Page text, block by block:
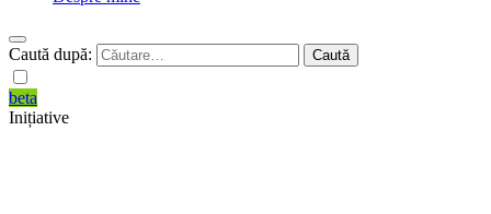
Caută după:
beta
Inițiative